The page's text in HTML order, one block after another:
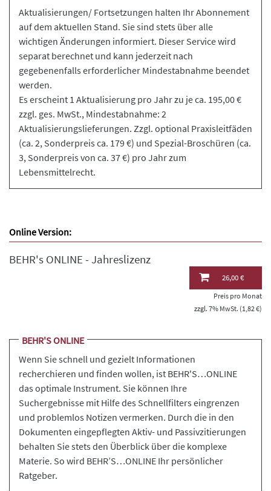
Aktualisierungen/ Fortsetzungen halten Ihr Abonnement
auf dem aktuellen Stand. Sie sind stets über alle
wichtigen Änderungen informiert. Dieser Service wird
separat berechnet und kann jederzeit nach
gegebenenfalls erforderlicher Mindestabnahme beendet
werden.
Es erscheint 1 Aktualisierung pro Jahr zu je ca. 195,00 €
zzgl. ges. MwSt., Mindestabnahme: 2
Aktualisierungslieferungen. Zzgl. optional Praxisleitfäden
(ca. 2, Sonderpreis ca. 179 €) und Spezial-Broschüren (ca.
3, Sonderpreis von ca. 37 €) pro Jahr zum
Lebensmittelrecht.
Online Version:
BEHR's ONLINE - Jahreslizenz
26,00 €
Preis pro Monat
zzgl. 7% MwSt. (1,82 €)
BEHR'S ONLINE
Wenn Sie schnell und gezielt Informationen
recherchieren und finden wollen, ist BEHR'S…ONLINE
das optimale Instrument. Sie können Ihre
Suchergebnisse mit Hilfe des Schnellfilters eingrenzen
und problemlos Notizen vermerken. Durch die in den
Dokumenten eingepflegten Aktiv- und Passivzitierungen
behalten Sie stets den Überblick über die komplexe
Materie. So wird BEHR’S…ONLINE Ihr persönlicher
Ratgeber.